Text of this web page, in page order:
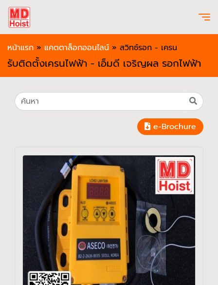
หน้าแรก » แคตตาล็อกออนไลน์ » สวิทช์รอก - เครน
รับติดตั้งเครนไฟฟ้า - เอ็มดี เจริญผล รอกไฟฟ้า
e-Brochure